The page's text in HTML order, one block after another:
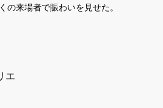
の来場者で賑わいを見せた。
エ